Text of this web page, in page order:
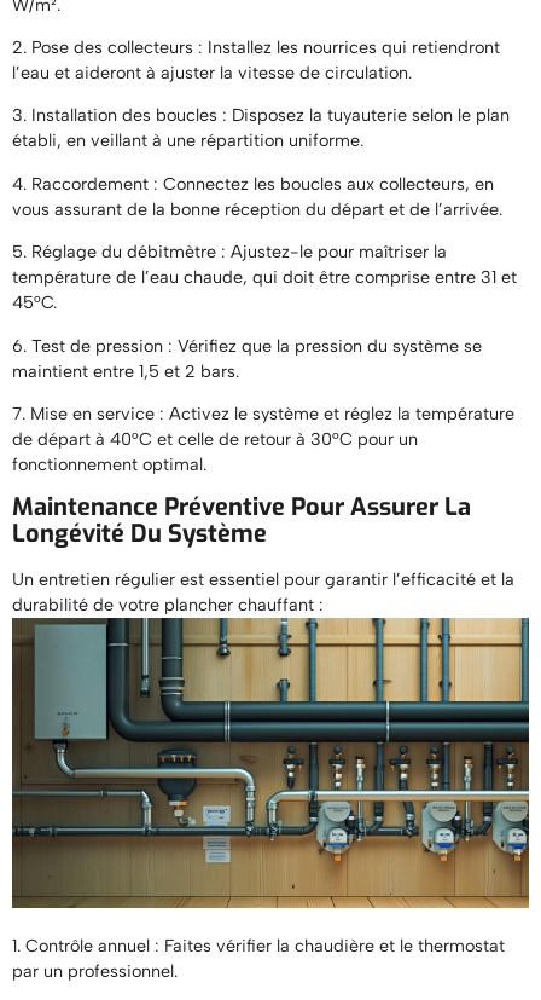
W/m².
2. Pose des collecteurs : Installez les nourrices qui retiendront
l’eau et aideront à ajuster la vitesse de circulation.
3. Installation des boucles : Disposez la tuyauterie selon le plan
établi, en veillant à une répartition uniforme.
4. Raccordement : Connectez les boucles aux collecteurs, en
vous assurant de la bonne réception du départ et de l’arrivée.
5. Réglage du débitmètre : Ajustez-le pour maîtriser la
température de l’eau chaude, qui doit être comprise entre 31 et
45°C.
6. Test de pression : Vérifiez que la pression du système se
maintient entre 1,5 et 2 bars.
7. Mise en service : Activez le système et réglez la température
de départ à 40°C et celle de retour à 30°C pour un
fonctionnement optimal.
Maintenance Préventive Pour Assurer La
Longévité Du Système
Un entretien régulier est essentiel pour garantir l’efficacité et la
durabilité de votre plancher chauffant :
1. Contrôle annuel : Faites vérifier la chaudière et le thermostat
par un professionnel.